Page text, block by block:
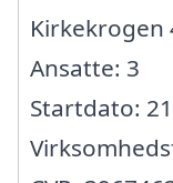
Kirkekrogen
Ansatte: 3
Startdato: